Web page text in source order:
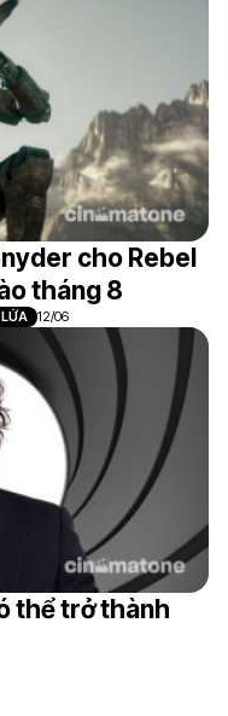
cho Rebel
tháng 8
12/06
thể trở thành